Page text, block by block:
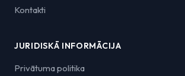
Kontakti
JURIDISKĀ INFORMĀCIJA
Privātuma politika